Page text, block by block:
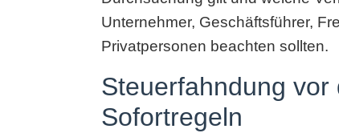
Unternehmer, Geschäftsführer,
Privatpersonen beachten sollten.
Steuerfahndung
Sofortregeln